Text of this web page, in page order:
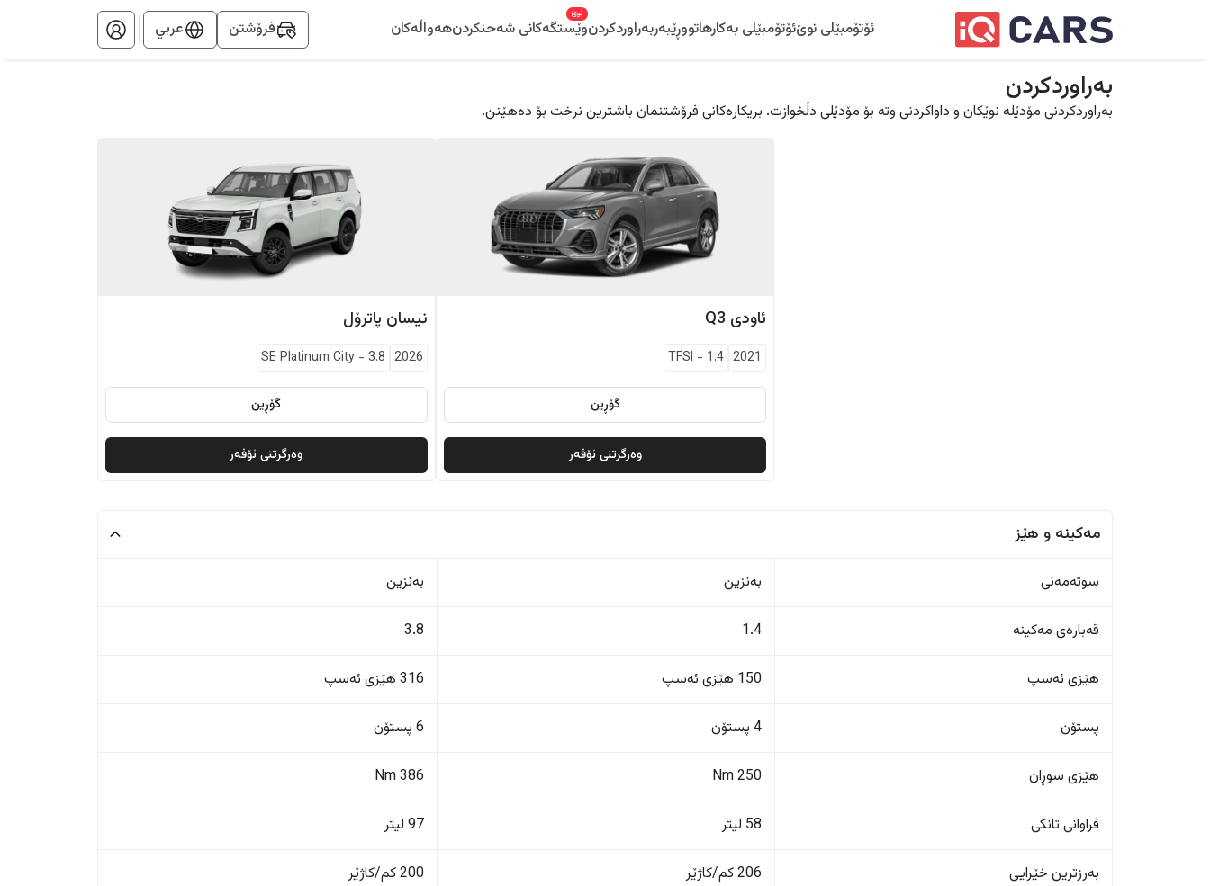
ئۆتۆمبێلی نوێئۆتۆمبێلی بەکارهاتووڕێبەربەراوردکردنوێستگەکانی شەحنکردن
نوێ
هەواڵەکان فرۆشتن عربي
بەراوردکردن
بەراوردکردنی مۆدێلە نوێکان و داواکردنی وتە بۆ مۆدێلی دڵخوازت. بریکارەکانی فرۆشتنمان باشترین نرخت بۆ دەهێنن.
ئاودی Q3
2021
TFSI - 1.4
گۆڕین
وەرگرتنی ئۆفەر
نیسان پاترۆل
2026
SE Platinum City- 3.8
گۆڕین
وەرگرتنی ئۆفەر
مەکینە و هێز
سوتەمەنی بەنزین بەنزین
قەبارەی مەکینە 1.4
3.8
هێزی ئەسپ 150 هێزی ئەسپ 316 هێزی ئەسپ
پستۆن 4 پستۆن 6 پستۆن
هێزی سوڕان 250 Nm
386 Nm
فراوانی تانکی 58 لیتر 97 لیتر
بەرزترین خێرایی 206 کم/کاژێر 200 کم/کاژێر